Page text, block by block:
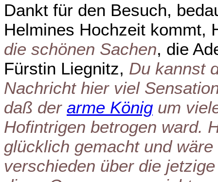
Dankt für den Besuch,
Helmines Hochzeit kommt,
die schönen Sachen, die
Fürstin Liegnitz, Du kannst
Nachricht hier viel
daß der arme König um
Hofintrigen betrogen ward.
glücklich gemacht und
verschieden über die